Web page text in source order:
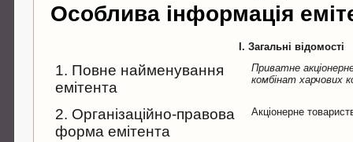
Особлива інформація
I. Загальні відомості
1. Повне найменування
емітента
Приватне
комбінат харчових
2. Організаційно-правова
форма емітента
Акціонерне